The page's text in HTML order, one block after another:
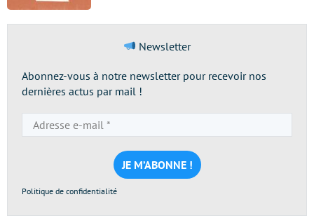
Newsletter
Abonnez-vous à notre newsletter pour recevoir nos
dernières actus par mail !
e-
mail
*
Politique de confidentialité